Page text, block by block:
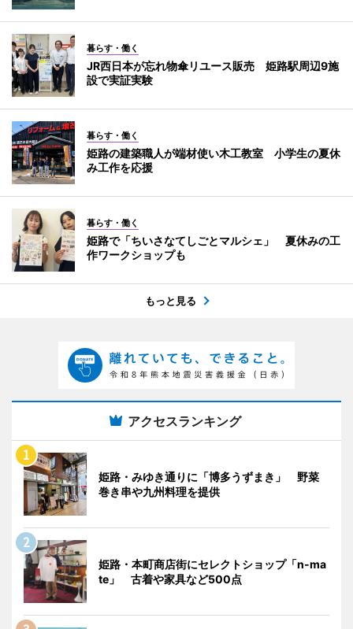
暮らす・働く
JR西日本が忘れ物傘リユース販売 姫路駅周辺9施
設で実証実験
暮らす・働く
姫路の建築職人が端材使い木工教室 小学生の夏休
み工作を応援
暮らす・働く
姫路で「ちいさなてしごとマルシェ」 夏休みの工
作ワークショップも
もっと見る
アクセスランキング
姫路・みゆき通りに「博多うずまき」 野菜
巻き串や九州料理を提供
姫路・本町商店街にセレクトショップ「n-ma
te」 古着や家具など500点